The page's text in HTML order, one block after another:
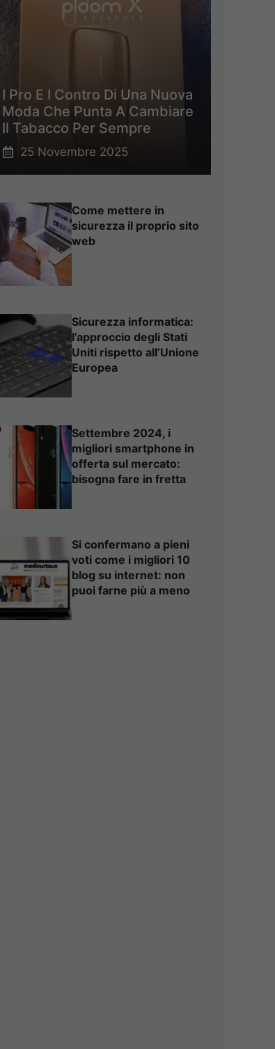
I Pro E I Contro Di Una Nuova
Moda Che Punta A Cambiare
Il Tabacco Per Sempre
25 Novembre 2025
Come mettere in
sicurezza il proprio sito
web
Sicurezza informatica:
l’approccio degli Stati
Uniti rispetto all’Unione
Europea
Settembre 2024, i
migliori smartphone in
offerta sul mercato:
bisogna fare in fretta
Si confermano a pieni
voti come i migliori 10
blog su internet: non
puoi farne più a meno